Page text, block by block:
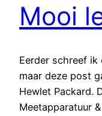
Mooi
Eerder schreef
maar deze post
Hewlet Packard.
Meetapparatuur